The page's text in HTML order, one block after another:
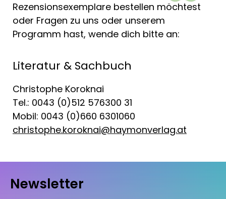
Rezensionsexemplare bestellen möchtest
oder Fragen zu uns oder unserem
Programm hast, wende dich bitte an:
Literatur & Sachbuch
Christophe Koroknai
Tel.: 0043 (0)512 576300 31
Mobil: 0043 (0)660 6301060
christophe.koroknai@haymonverlag.at
Newsletter